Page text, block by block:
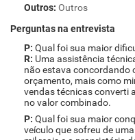
Outros: Outros
Perguntas na entrevista
Qual foi sua maior
Uma assistência
não estava concordando
orçamento, mais como
vendas técnicas converti
no valor combinado.
Qual foi sua maior
veículo que sofreu de